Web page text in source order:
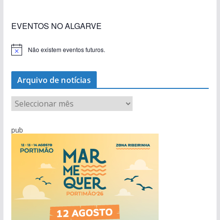
EVENTOS NO ALGARVE
Não existem eventos futuros.
Arquivo de notícias
q
e
pub